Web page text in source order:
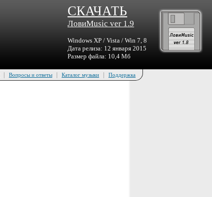
СКАЧАТЬ
ЛовиMusic ver 1.9
Windows XP / Vista / Win 7, 8
Дата релиза: 12 января 2015
Размер файла: 10,4 Мб
| Вопросы и ответы | Каталог музыки | Поддержка